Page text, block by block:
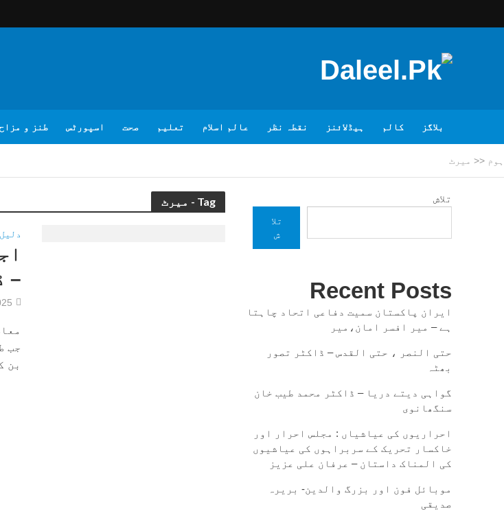
بلاگز کالم ہیڈلائنز نقطہ نظر عالم اسلام تعلیم صحت اسپورٹس طنز و
ہوم << میرٹ
Tag - میرٹ
دلیل
–
جب
بن
تلاش
تلا
ش
Recent Posts
ایران پاکستان سمیت دفاعی اتحاد چاہتا
ہے – میر افسر امان،میر
حتی النصر ، حتی القدس – ڈاکٹر تصور
بھٹہ
گواہی دیتے دریا – ڈاکٹر محمد طیب خان
سنگھانوی
احراریوں کی عیاشیاں : مجلس احرار اور
خاکسار تحریک کے سربراہوں کی عیاشیوں
کی المناک داستان – عرفان علی عزیز
موبائل فون اور بزرگ والدین- بریرہ
صدیقی